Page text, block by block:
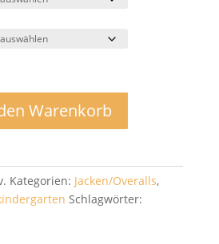
Warenkorb
Kategorien: Jacken/Overalls,
Schlagwörter: